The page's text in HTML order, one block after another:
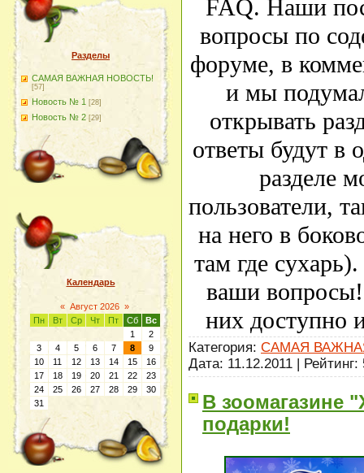
Разделы
САМАЯ ВАЖНАЯ НОВОСТЬ!
[57]
Новость № 1 [28]
Новость № 2 [29]
Календарь
« Август 2026 »
Пн
Вт Ср Чт Пт Сб
Вс
1
2
3
4 5 6 7 8
9
10
11 12 13 14 15
16
17
18 19 20 21 22
23
24
25 26 27 28 29
30
31
FAQ. Наши
вопросы по
форуме, в
и мы
открывать
ответы будут в
разделе
пользователи,
на него в
там где
ваши
них доступно
Категория: САМАЯ
Дата: 11.12.2011 |
В зоомагазине
подарки!